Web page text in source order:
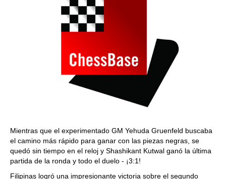
Mientras que el experimentado GM Yehuda Gruenfeld buscaba
el camino más rápido para ganar con las piezas negras, se
quedó sin tiempo en el reloj y Shashikant Kutwal ganó la última
partida de la ronda y todo el duelo - ¡3:1!
Filipinas logró una impresionante victoria sobre el segundo